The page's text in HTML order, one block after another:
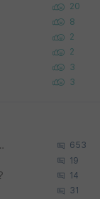
20
8
2
2
3
3
& 합격자 컨택메일 템플릿 653
19
14
31